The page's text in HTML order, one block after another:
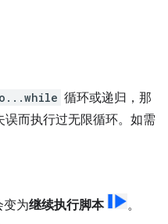
循环或递归，那
而执行过无限循环。如需
变为继续执行脚本
。